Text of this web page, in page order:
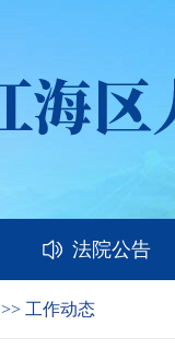
法院公告
>> 工作动态